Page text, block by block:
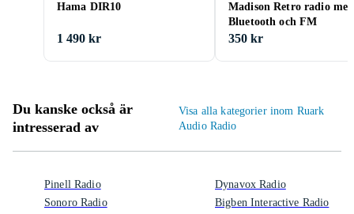
Hama DIR10
1 490 kr
Madison Retro radio med
Bluetooth och FM
350 kr
Du kanske också är
intresserad av
Visa alla kategorier inom Ruark
Audio Radio
Pinell Radio
Sonoro Radio
Dynavox Radio
Bigben Interactive Radio